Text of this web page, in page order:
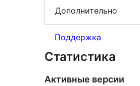
Дополнительно
Поддержка
Статистика
Активные версии